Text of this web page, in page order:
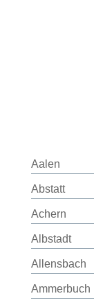
Aalen
Abstatt
Achern
Albstadt
Allensbach
Ammerbuch